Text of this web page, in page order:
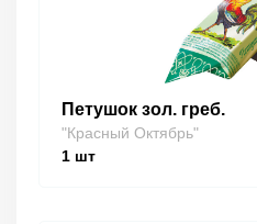
Петушок зол. греб.
"Красный Октябрь"
1 шт